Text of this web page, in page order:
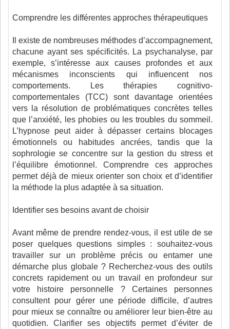
Comprendre les différentes approches thérapeutiques
Il existe de nombreuses méthodes d’accompagnement,
chacune ayant ses spécificités. La psychanalyse, par
exemple, s’intéresse aux causes profondes et aux
mécanismes inconscients qui influencent nos
comportements. Les thérapies cognitivo-
comportementales (TCC) sont davantage orientées
vers la résolution de problématiques concrètes telles
que l’anxiété, les phobies ou les troubles du sommeil.
L’hypnose peut aider à dépasser certains blocages
émotionnels ou habitudes ancrées, tandis que la
sophrologie se concentre sur la gestion du stress et
l’équilibre émotionnel. Comprendre ces approches
permet déjà de mieux orienter son choix et d’identifier
la méthode la plus adaptée à sa situation.
Identifier ses besoins avant de choisir
Avant même de prendre rendez-vous, il est utile de se
poser quelques questions simples : souhaitez-vous
travailler sur un problème précis ou entamer une
démarche plus globale ? Recherchez-vous des outils
concrets rapidement ou un travail en profondeur sur
votre histoire personnelle ? Certaines personnes
consultent pour gérer une période difficile, d’autres
pour mieux se connaître ou améliorer leur bien-être au
quotidien. Clarifier ses objectifs permet d’éviter de